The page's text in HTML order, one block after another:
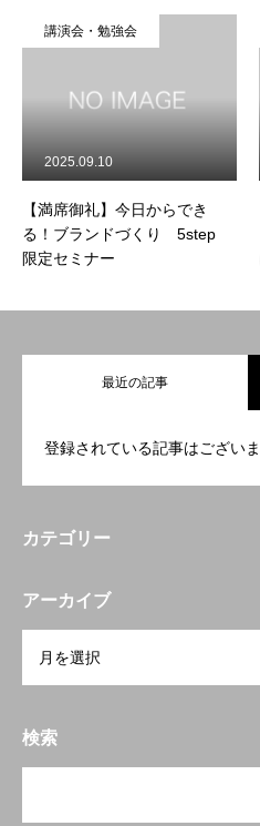
講演会・勉強会
【満席御礼】今日からでき
る！ブランドづくり 5step
限定セミナー
2025.09.10
最近の記事
登録されている記事はございま
カテゴリー
アーカイブ
検索